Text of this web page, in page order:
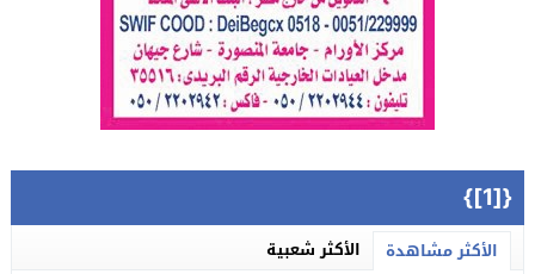
{[1]}
الأكثر مشاهدة الأكثر شعبية